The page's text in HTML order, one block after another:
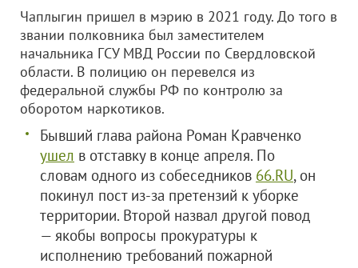
Чаплыгин пришел в мэрию в 2021 году. До того в
звании полковника был заместителем
начальника ГСУ МВД России по Свердловской
области. В полицию он перевелся из
федеральной службы РФ по контролю за
оборотом наркотиков.
Бывший глава района Роман Кравченко
ушел в отставку в конце апреля. По
словам одного из собеседников 66.RU, он
покинул пост из-за претензий к уборке
территории. Второй назвал другой повод
— якобы вопросы прокуратуры к
исполнению требований пожарной